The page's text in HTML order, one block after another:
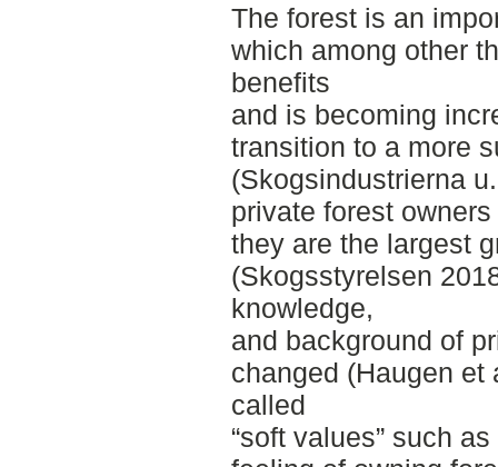
The forest is an
which among other
benefits
and is becoming
transition to a more
(Skogsindustrierna
private forest
they are the largest
(Skogsstyrelsen
knowledge,
and background of
changed (Haugen et
called
“soft values” such